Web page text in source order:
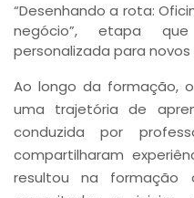
“Desenhando a rota:
negócio”, etapa que
personalizada para
Ao longo da formação,
uma trajetória de
conduzida por
compartilharam
resultou na formação